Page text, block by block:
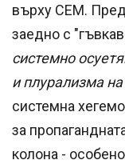
върху СЕМ.
заедно с
системно
и плурализма
системна
за
колона -